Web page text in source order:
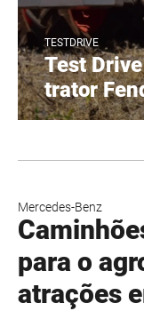
TESTDRIVE
Test
trator
Mercedes-Benz
para o
atrações